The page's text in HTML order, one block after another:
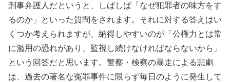
刑事弁護人だというと、しばしば「なぜ犯罪者の味方をす
るのか」といった質問をされます。それに対する答えはい
くつか考えられますが、納得しやすいのが「公権力とは常
に濫用の恐れがあり、監視し続けなければならないから」
という回答だと思います。警察・検察の暴走による悲劇
は、過去の著名な冤罪事件に限らず毎日のように発生して